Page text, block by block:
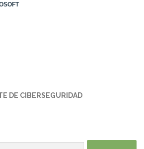
DE CIBERSEGURIDAD